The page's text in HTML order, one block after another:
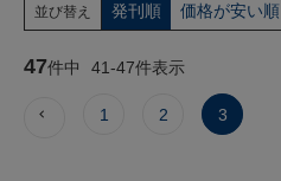
並び替え 発刊順 価格が安い順
47件中 41-47件表示
1 2 3